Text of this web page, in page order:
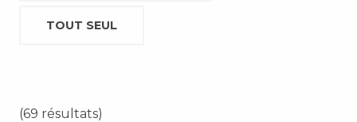
TOUT SEUL
(69 résultats)